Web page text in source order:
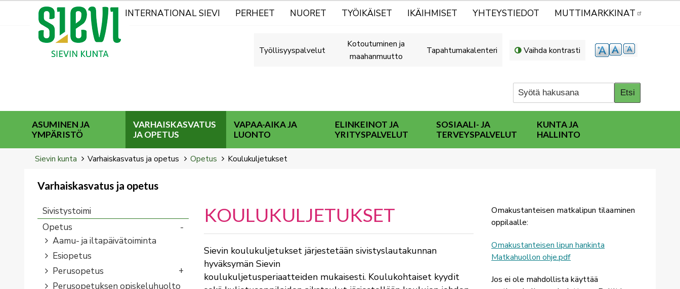
Kohderyhmät
INTERNATIONAL SIEVI PERHEET NUORET TYÖIKÄISET IKÄIHMISET YHTEYSTIEDOT MUTTIMARKKINAT
Työllisyyspalvelut
Kotoutuminen ja
maahanmuutto
Tapahtumakalenteri Vaihda kontrasti
ASUMINEN JA
YMPÄRISTÖ
VARHAISKASVATUS
JA OPETUS
VAPAA-AIKA JA
LUONTO
ELINKEINOT JA
YRITYSPALVELUT
SOSIAALI- JA
TERVEYSPALVELUT
KUNTA JA
HALLINTO
Breadcrumbs
You
here:
Sievin kunta Varhaiskasvatus ja opetus Opetus Koulukuljetukset
You
here:
Varhaiskasvatus ja opetus
Sivistystoimi
Opetus
Aamu- ja iltapäivätoiminta
Esiopetus
Perusopetus
Perusopetuksen opiskeluhuolto
KOULUKULJETUKSET
Sievin koulukuljetukset järjestetään sivistyslautakunnan
hyväksymän Sievin
koulukuljetusperiaatteiden mukaisesti. Koulukohtaiset kyydit
Omakustanteisen matkalipun tilaaminen
oppilaalle:
Omakustanteisen lipun hankinta
Matkahuollon ohje.pdf
Jos ei ole mahdollista käyttää